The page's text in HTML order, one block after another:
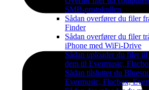
SMB-protokollen
Sådan overfører du filer
Finder
Sådan overfører du filer
iPhone med WiFi-Drive
Sådan uploader du filer
dem til Evermusic,
Sådan tilslutter du
Evermusic, Flacbox,